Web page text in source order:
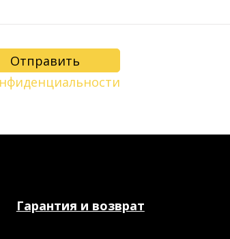
Гарантия и возврат